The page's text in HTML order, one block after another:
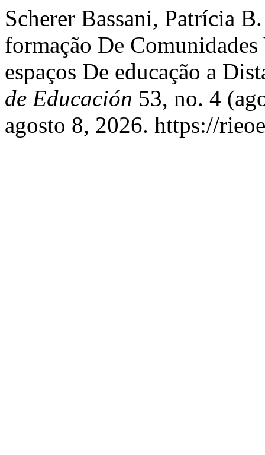
Scherer Bassani, Patrícia
formação De
espaços De educação a
de Educación 53, no. 4
agosto 8, 2026. https://